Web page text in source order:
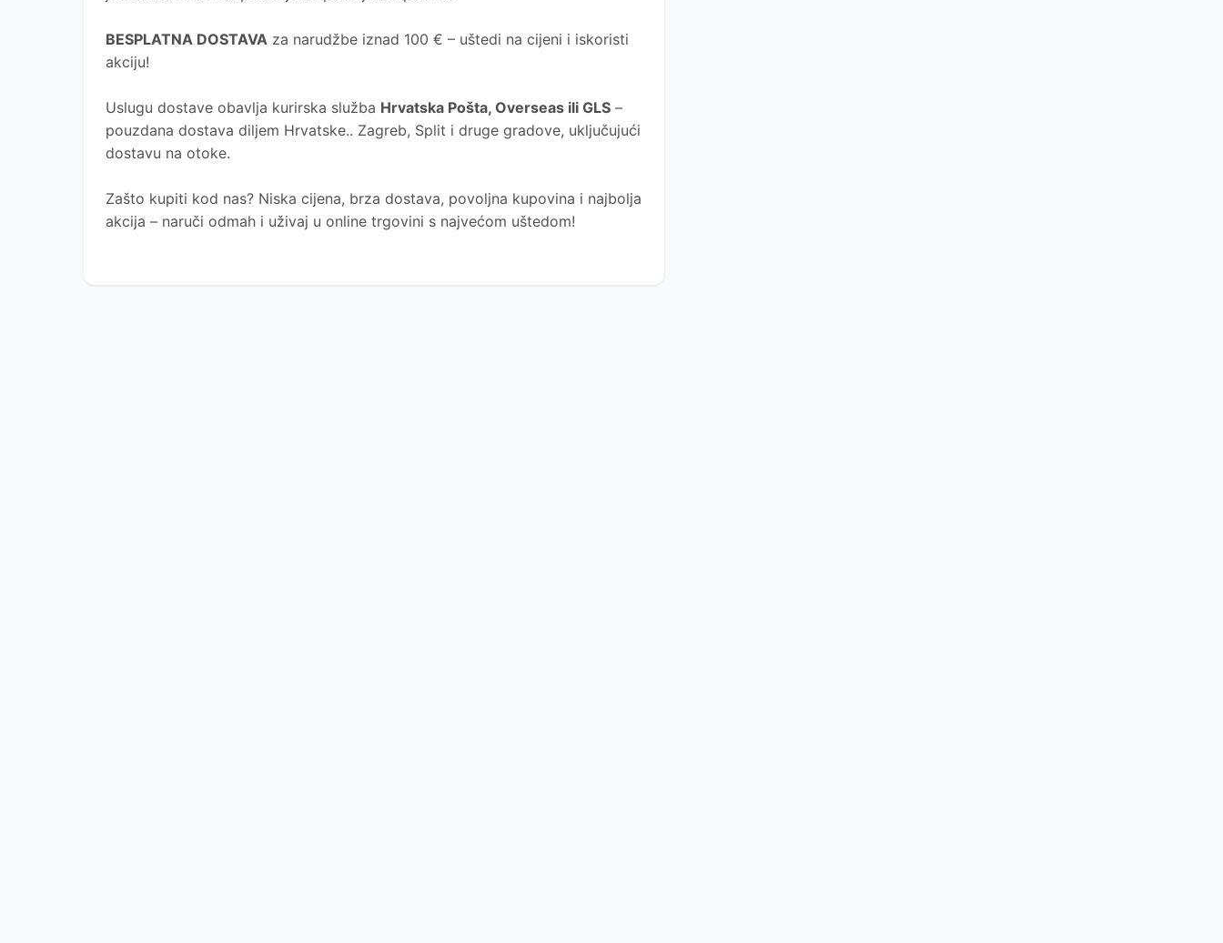
BESPLATNA DOSTAVA za narudžbe iznad 100 € – uštedi na cijeni i iskoristi
akciju!
Uslugu dostave obavlja kurirska služba Hrvatska Pošta, Overseas ili GLS –
pouzdana dostava diljem Hrvatske.. Zagreb, Split i druge gradove, uključujući
dostavu na otoke.
Zašto kupiti kod nas? Niska cijena, brza dostava, povoljna kupovina i najbolja
akcija – naruči odmah i uživaj u online trgovini s najvećom uštedom!